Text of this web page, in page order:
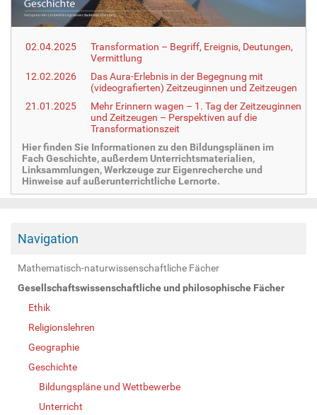
r
e
:
02.04.2025
Transformation – Begriff, Ereignis, Deutungen,
Vermittlung
12.02.2026
Das Aura-Erlebnis in der Begegnung mit
(videografierten) Zeitzeuginnen und Zeitzeugen
21.01.2025
Mehr Erinnern wagen – 1. Tag der Zeitzeuginnen
und Zeitzeugen – Perspektiven auf die
Transformationszeit
Hier finden Sie Informationen zu den Bildungsplänen im
Fach Geschichte, außerdem Unterrichtsmaterialien,
Linksammlungen, Werkzeuge zur Eigenrecherche und
Hinweise auf außerunterrichtliche Lernorte.
Navigation
Mathematisch-naturwissenschaftliche Fächer
Gesellschaftswissenschaftliche und philosophische Fächer
Ethik
Religionslehren
Geographie
Geschichte
Bildungspläne und Wettbewerbe
Unterricht